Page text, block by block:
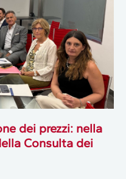
dei prezzi: nella
Consulta dei